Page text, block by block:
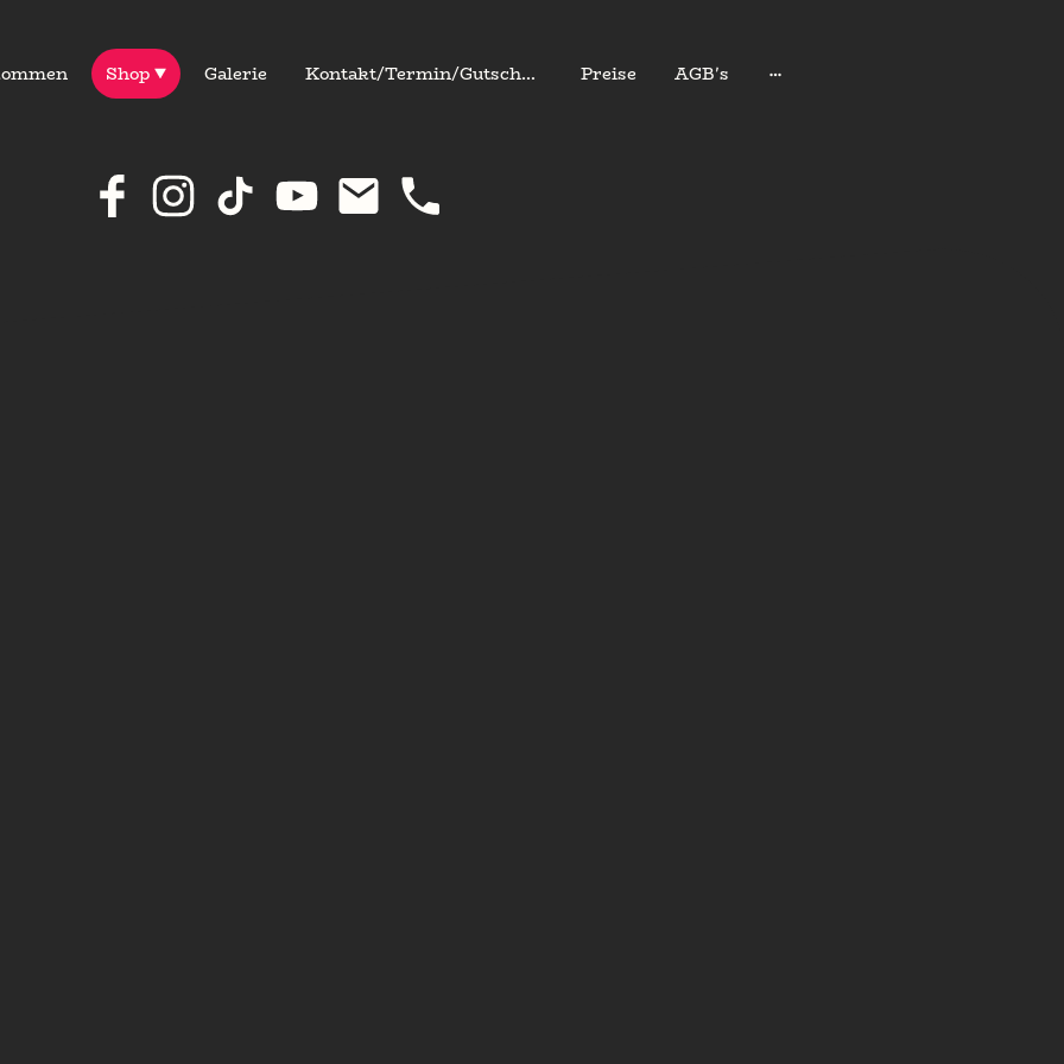
Shop Galerie Kontakt/Termin/Gutschein Preise AGB's